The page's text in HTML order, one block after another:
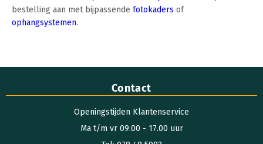
bestelling aan met bijpassende fotokaders of
ophangsystemen.
Contact
Openingstijden Klantenservice
Ma t/m vr 09.00 - 17.00 uur